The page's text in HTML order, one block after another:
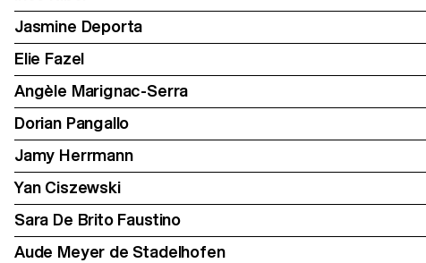
Jasmine Deporta
Elie Fazel
Angèle Marignac-Serra
Dorian Pangallo
Jamy Herrmann
Yan Ciszewski
Sara De Brito Faustino
Aude Meyer de Stadelhofen